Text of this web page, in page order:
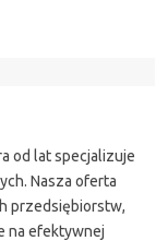
od lat specjalizuje
Nasza oferta
przedsiębiorstw,
na efektywnej